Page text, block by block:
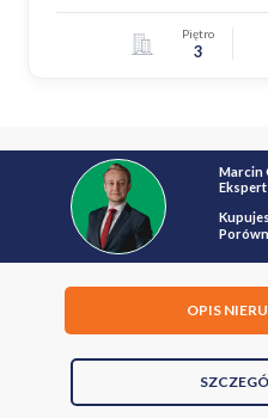
Piętro
3
Marcin
OPIS